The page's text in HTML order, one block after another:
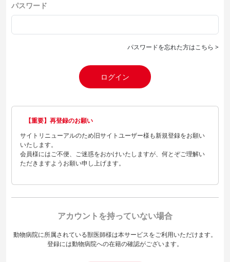
パスワード
パスワードを忘れた方はこちら >
ログイン
【重要】再登録のお願い
サイトリニューアルのため旧サイトユーザー様も新規登録をお願い
いたします。
会員様にはご不便、ご迷惑をおかけいたしますが、何とぞご理解い
ただきますようお願い申し上げます。
アカウントを持っていない場合
動物病院に所属されている獣医師様は本サービスをご利用いただけます。
登録には動物病院への在籍の確認がございます。